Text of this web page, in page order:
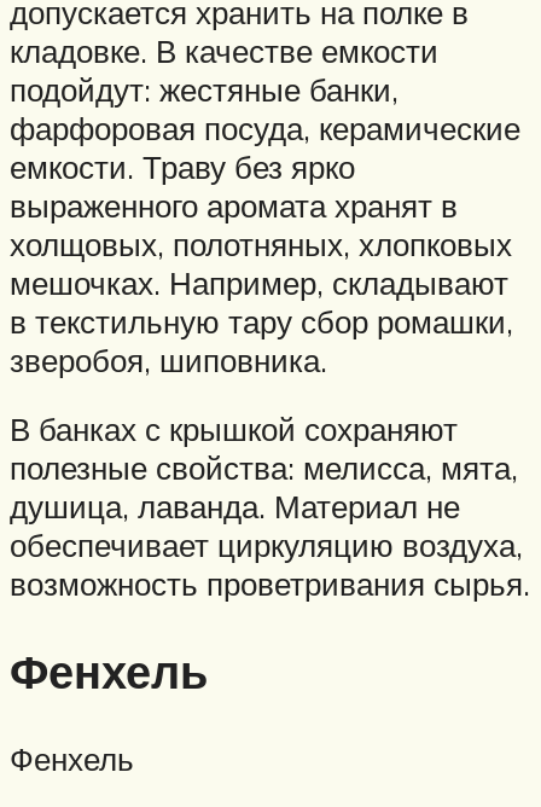
допускается хранить на полке в
кладовке. В качестве емкости
подойдут: жестяные банки,
фарфоровая посуда, керамические
емкости. Траву без ярко
выраженного аромата хранят в
холщовых, полотняных, хлопковых
мешочках. Например, складывают
в текстильную тару сбор ромашки,
зверобоя, шиповника.
В банках с крышкой сохраняют
полезные свойства: мелисса, мята,
душица, лаванда. Материал не
обеспечивает циркуляцию воздуха,
возможность проветривания сырья.
Фенхель
Фенхель